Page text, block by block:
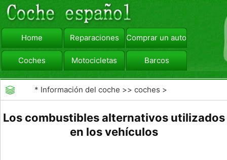
Home Reparaciones Comprar un automóvil
Coches Motocicletas Barcos
viajar Camiones
* Información del coche >>coches >
Los combustibles alternativos utilizados
en los vehículos